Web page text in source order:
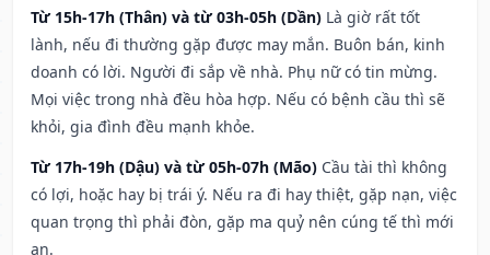
Từ 15h-17h (Thân) và từ 03h-05h (Dần) Là giờ rất tốt
lành, nếu đi thường gặp được may mắn. Buôn bán, kinh
doanh có lời. Người đi sắp về nhà. Phụ nữ có tin mừng.
Mọi việc trong nhà đều hòa hợp. Nếu có bệnh cầu thì sẽ
khỏi, gia đình đều mạnh khỏe.
Từ 17h-19h (Dậu) và từ 05h-07h (Mão) Cầu tài thì không
có lợi, hoặc hay bị trái ý. Nếu ra đi hay thiệt, gặp nạn, việc
quan trọng thì phải đòn, gặp ma quỷ nên cúng tế thì mới
an.